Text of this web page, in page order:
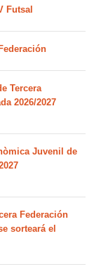
Futsal
Tercera
2026/2027
Juvenil de
Federación
sorteará el